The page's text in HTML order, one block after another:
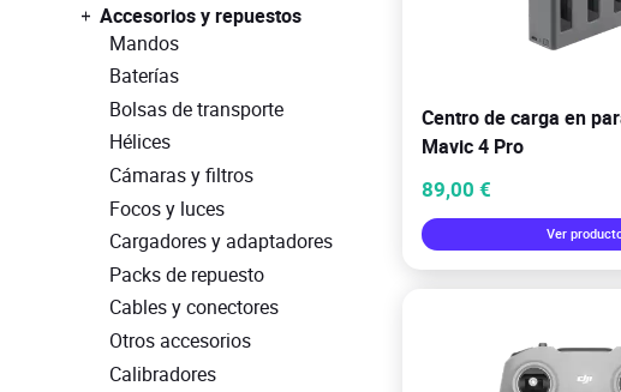
Accesorios y repuestos
Mandos
Baterías
Bolsas de transporte
Hélices
Cámaras y filtros
Focos y luces
Cargadores y adaptadores
Packs de repuesto
Cables y conectores
Otros accesorios
Calibradores
Centro de carga en
Mavic 4 Pro
89,00 €
Ver